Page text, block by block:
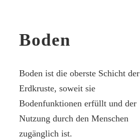
Boden
Boden ist die oberste Schicht der
Erdkruste, soweit sie
Bodenfunktionen erfüllt und der
Nutzung durch den Menschen
zugänglich ist.